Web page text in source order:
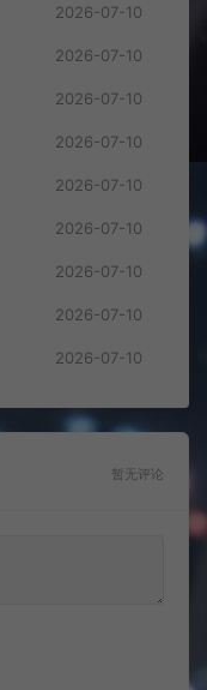
2026-07-10
2026-07-10
2026-07-10
2026-07-10
2026-07-10
2026-07-10
2026-07-10
2026-07-10
2026-07-10
暂无评论